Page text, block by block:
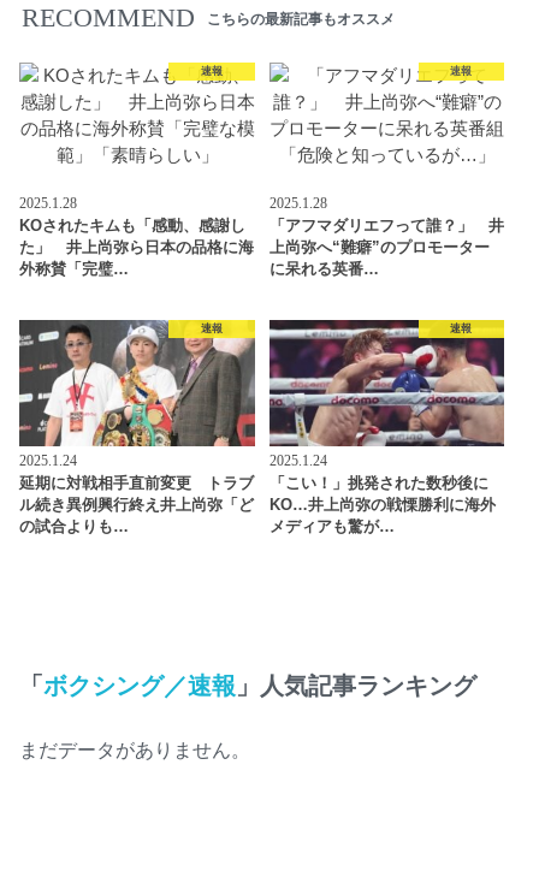
RECOMMEND こちらの最新記事もオススメ
速報
2025.1.28
KOされたキムも「感動、感謝し
た」 井上尚弥ら日本の品格に海
外称賛「完璧…
速報
2025.1.28
「アフマダリエフって誰？」 井
上尚弥へ“難癖”のプロモーター
に呆れる英番…
速報
2025.1.24
延期に対戦相手直前変更 トラブ
ル続き異例興行終え井上尚弥「ど
の試合よりも…
速報
2025.1.24
「こい！」挑発された数秒後に
KO…井上尚弥の戦慄勝利に海外
メディアも驚が…
「ボクシング／速報 」人気記事ランキング
まだデータがありません。